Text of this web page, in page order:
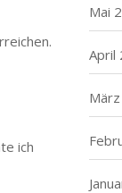
ich
Mai
April